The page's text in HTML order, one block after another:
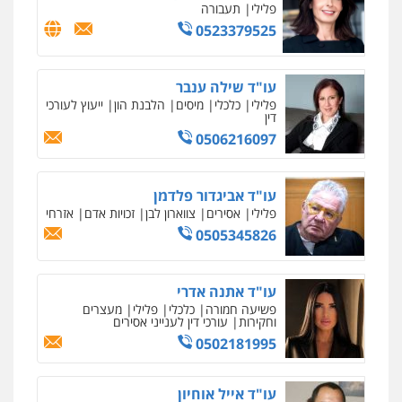
דין
0506216097
עו"ד אביגדור פלדמן
פלילי אסירים צווארון לבן זכויות אדם אזרחי
0505345826
פשיעה חמורה כלכלי פלילי
וחקירות עורכי דין לענייני אסירים
0502181995
עו"ד אייל אוחיון
פלילי עורכי דין לענייני אסירים מעצרים
וחקירות
0523602602
עו"ד עינב יתח